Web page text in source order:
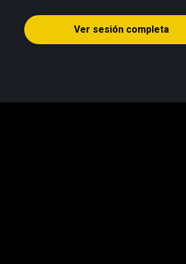
Ver sesión completa